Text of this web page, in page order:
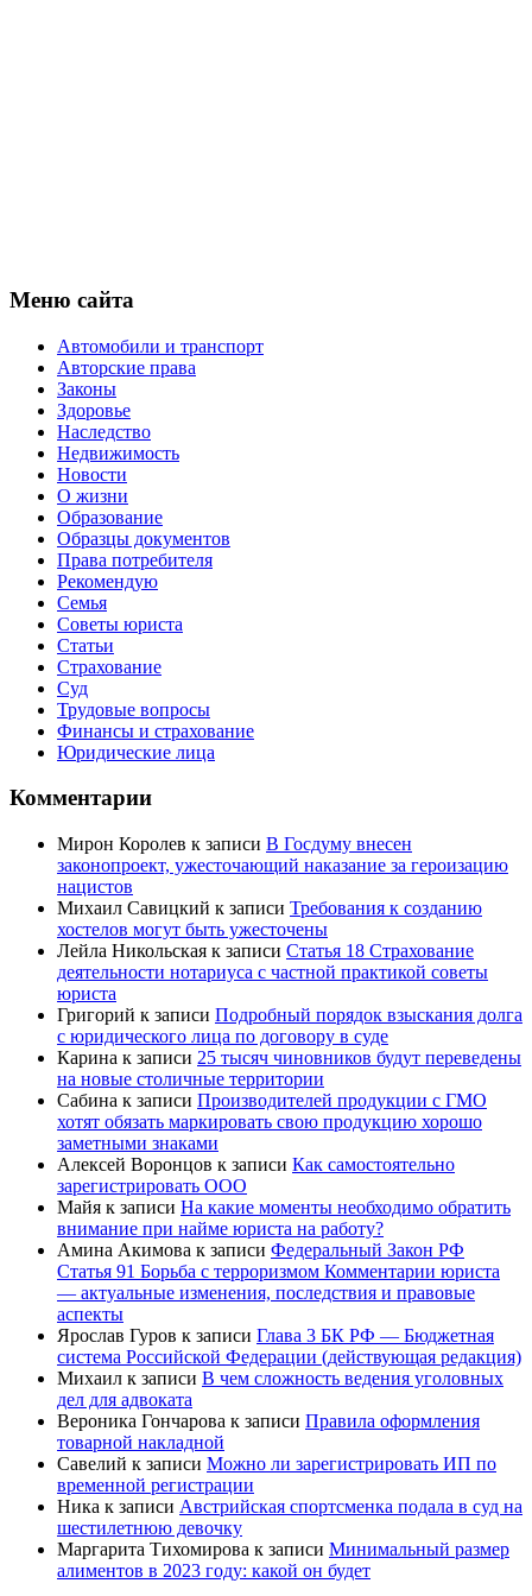
Меню сайта
Автомобили и транспорт
Авторские права
Законы
Здоровье
Наследство
Недвижимость
Новости
О жизни
Образование
Образцы документов
Права потребителя
Рекомендую
Семья
Советы юриста
Статьи
Страхование
Суд
Трудовые вопросы
Финансы и страхование
Юридические лица
Комментарии
Мирон Королев к записи В Госдуму внесен
законопроект, ужесточающий наказание за героизацию
нацистов
Михаил Савицкий к записи Требования к созданию
хостелов могут быть ужесточены
Лейла Никольская к записи Статья 18 Страхование
деятельности нотариуса с частной практикой советы
юриста
Григорий к записи Подробный порядок взыскания долга
с юридического лица по договору в суде
Карина к записи 25 тысяч чиновников будут переведены
на новые столичные территории
Сабина к записи Производителей продукции с ГМО
хотят обязать маркировать свою продукцию хорошо
заметными знаками
Алексей Воронцов к записи Как самостоятельно
зарегистрировать ООО
Майя к записи На какие моменты необходимо обратить
внимание при найме юриста на работу?
Амина Акимова к записи Федеральный Закон РФ
Статья 91 Борьба с терроризмом Комментарии юриста
— актуальные изменения, последствия и правовые
аспекты
Ярослав Гуров к записи Глава 3 БК РФ — Бюджетная
система Российской Федерации (действующая редакция)
Михаил к записи В чем сложность ведения уголовных
дел для адвоката
Вероника Гончарова к записи Правила оформления
товарной накладной
Савелий к записи Можно ли зарегистрировать ИП по
временной регистрации
Ника к записи Австрийская спортсменка подала в суд на
шестилетнюю девочку
Маргарита Тихомирова к записи Минимальный размер
алиментов в 2023 году: какой он будет